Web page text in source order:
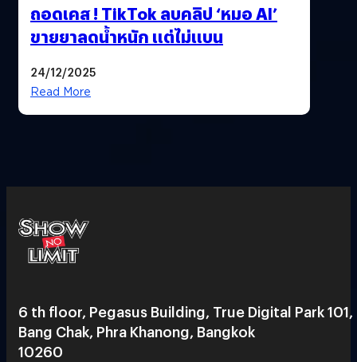
ถอดเคส ! TikTok ลบคลิป ‘หมอ AI’
ขายยาลดน้ำหนัก แต่ไม่แบน
24/12/2025
Read More
6 th floor, Pegasus Building, True Digital Park 101,
Bang Chak, Phra Khanong, Bangkok
10260